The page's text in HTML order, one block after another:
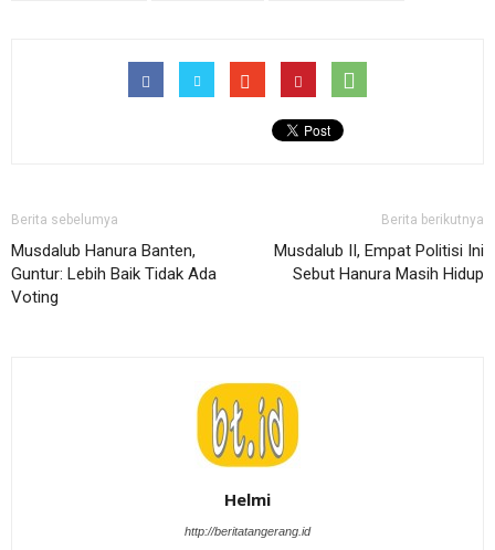
Berita sebelumya
Musdalub Hanura Banten,
Guntur: Lebih Baik Tidak Ada
Voting
Berita berikutnya
Musdalub II, Empat Politisi Ini
Sebut Hanura Masih Hidup
Helmi
http://beritatangerang.id